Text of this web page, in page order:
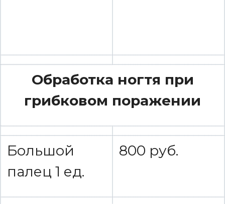
Обработка ногтя при
грибковом поражении
Большой
палец 1 ед.
800 руб.